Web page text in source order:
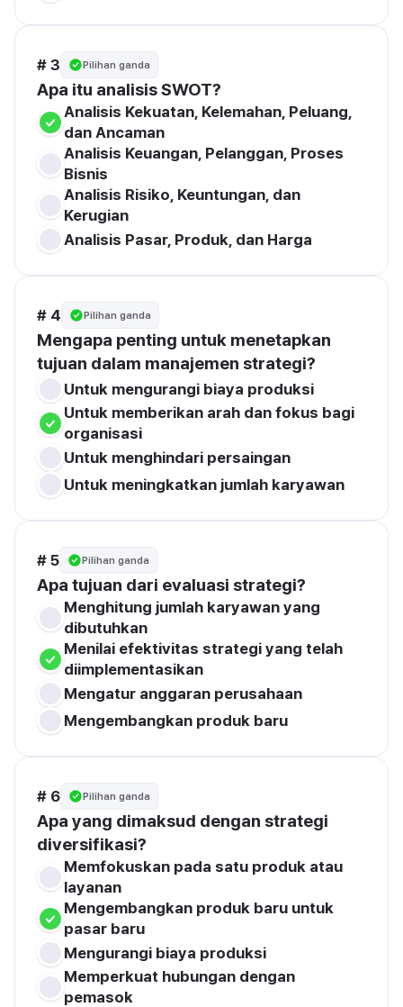
# 3 Pilihan ganda
Apa itu analisis SWOT?
Analisis Kekuatan, Kelemahan, Peluang,
dan Ancaman
Analisis Keuangan, Pelanggan, Proses
Bisnis
Analisis Risiko, Keuntungan, dan
Kerugian
Analisis Pasar, Produk, dan Harga
# 4 Pilihan ganda
Mengapa penting untuk menetapkan
tujuan dalam manajemen strategi?
Untuk mengurangi biaya produksi
Untuk memberikan arah dan fokus bagi
organisasi
Untuk menghindari persaingan
Untuk meningkatkan jumlah karyawan
# 5 Pilihan ganda
Apa tujuan dari evaluasi strategi?
Menghitung jumlah karyawan yang
dibutuhkan
Menilai efektivitas strategi yang telah
diimplementasikan
Mengatur anggaran perusahaan
Mengembangkan produk baru
# 6 Pilihan ganda
Apa yang dimaksud dengan strategi
diversifikasi?
Memfokuskan pada satu produk atau
layanan
Mengembangkan produk baru untuk
pasar baru
Mengurangi biaya produksi
Memperkuat hubungan dengan
pemasok